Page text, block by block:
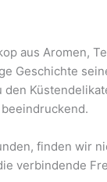
aus Aromen,
Geschichte
finden wir
verbindende